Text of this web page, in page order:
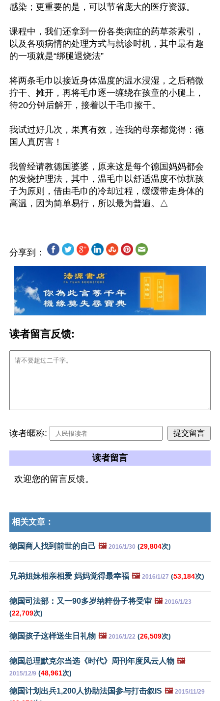
感染；更重要的是，可以节省庞大的医疗资源。
课程中，我们还拿到一份各类病症的药草茶索引，
以及各项病情的处理方式与就诊时机，其中最有趣
的一项就是“绑腿退烧法”
将两条毛巾以接近身体温度的温水浸湿，之后稍微
拧干、摊开，再将毛巾逐一缠绕在孩童的小腿上，
待20分钟后解开，接着以干毛巾擦干。
我试过好几次，果真有效，连我的母亲都觉得：德
国人真厉害！
我曾经请教德国婆婆，原来这是每个德国妈妈都会
的发烧护理法，其中，温毛巾以舒适温度不惊扰孩
子为原则，借由毛巾的冷却过程，缓缓带走身体的
分享到：
读者留言反馈:
读者暱称:
读者留言
欢迎您的留言反馈。
相关文章：
德国商人找到前世的自己 🖼️ 2016/1/30 (29,804次)
兄弟姐妹相亲相爱 妈妈觉得最幸福 🖼️ 2016/1/27 (53,184次)
德国司法部：又一90多岁纳粹份子将受审 🖼️ 2016/1/23
(22,709次)
德国孩子这样送生日礼物 🖼️ 2016/1/22 (26,509次)
德国总理默克尔当选《时代》周刊年度风云人物 🖼️
2015/12/9 (48,961次)
德国计划出兵1,200人协助法国参与打击叙IS 🖼️ 2015/11/29